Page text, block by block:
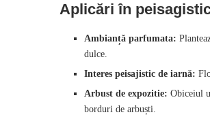
Aplicări în
Ambianță parfumata:
dulce.
Interes peisajistic de iarnă:
Arbust de expozitie: Obiceiul
borduri de arbuști.